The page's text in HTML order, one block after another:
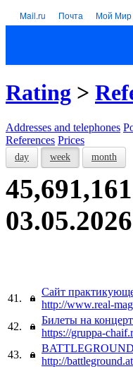
Mail.ru Почта Мой Мир
Rating >
Addresses and telephones
References Prices
day week month
45,691,161
41.
Cайт
http://www.real-
42.
Билеты на
https://gruppa-
43.
http://